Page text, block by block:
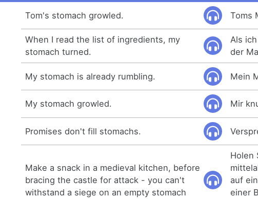
Tom's stomach growled. Toms
When I read the list of ingredients, my
stomach turned.
Als
der
My stomach is already rumbling. Mein
My stomach growled. Mir
Promises don't fill stomachs.
Make a snack in a medieval kitchen, before
bracing the castle for attack - you can't
withstand a siege on an empty stomach
Holen
auf
einer